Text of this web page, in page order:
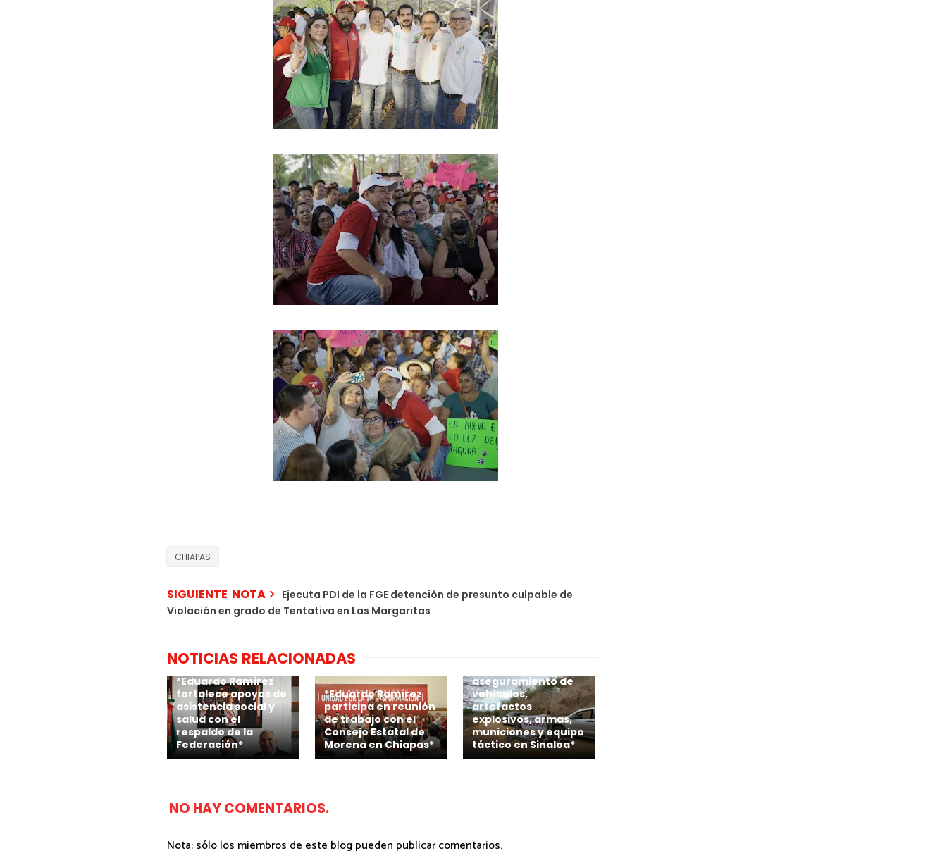
CHIAPAS
SIGUIENTE NOTA
Ejecuta PDI de la FGE detención de presunto culpable de
Violación en grado de Tentativa en Las Margaritas
NOTICIAS RELACIONADAS
*Eduardo Ramírez
fortalece apoyos de
asistencia social y
salud con el
respaldo de la
Federación*
*Eduardo Ramírez
participa en reunión
de trabajo con el
Consejo Estatal de
Morena en Chiapas*
aseguramiento de
vehículos,
artefactos
explosivos, armas,
municiones y equipo
táctico en Sinaloa*
NO HAY COMENTARIOS.
Nota: sólo los miembros de este blog pueden publicar comentarios.